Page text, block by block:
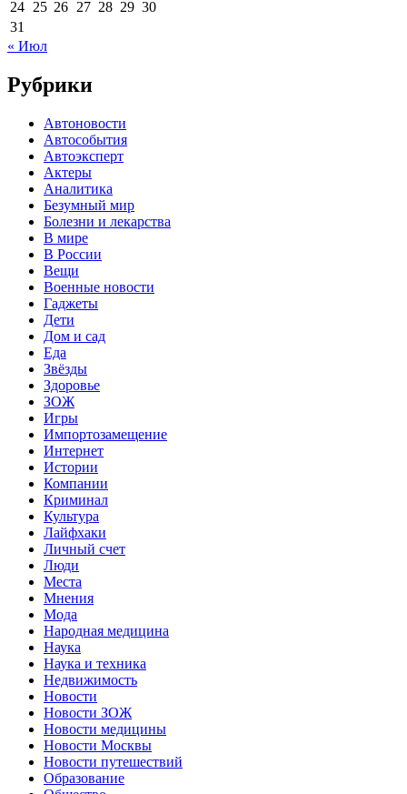
24 25 26 27 28 29 30
31
« Июл
Рубрики
Автоновости
Автособытия
Автоэксперт
Актеры
Аналитика
Безумный мир
Болезни и лекарства
В мире
В России
Вещи
Военные новости
Гаджеты
Дети
Дом и сад
Еда
Звёзды
Здоровье
ЗОЖ
Игры
Импортозамещение
Интернет
Истории
Компании
Криминал
Культура
Лайфхаки
Личный счет
Люди
Места
Мнения
Мода
Народная медицина
Наука
Наука и техника
Недвижимость
Новости
Новости ЗОЖ
Новости медицины
Новости Москвы
Новости путешествий
Образование